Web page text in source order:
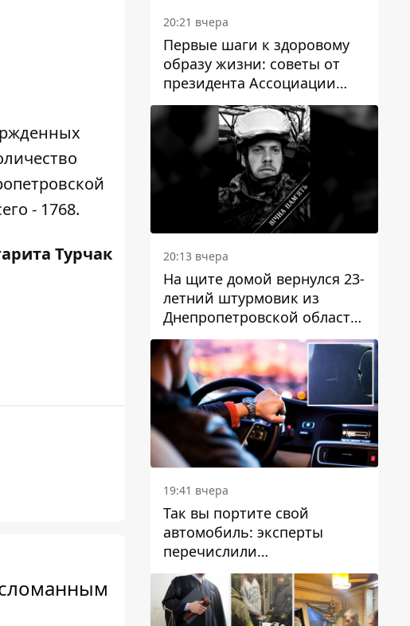
- 1768.
Турчак
20:21 вчера
Первые шаги к здоровому
образу жизни: советы от
президента Ассоциации
диетологов Украины
20:13 вчера
На щите домой вернулся 23-
летний штурмовик из
Днепропетровской области
Богдан Бескровный
19:41 вчера
Так вы портите свой
автомобиль: эксперты
перечислили
распространенные
привычки водителей,
которые на самом деле